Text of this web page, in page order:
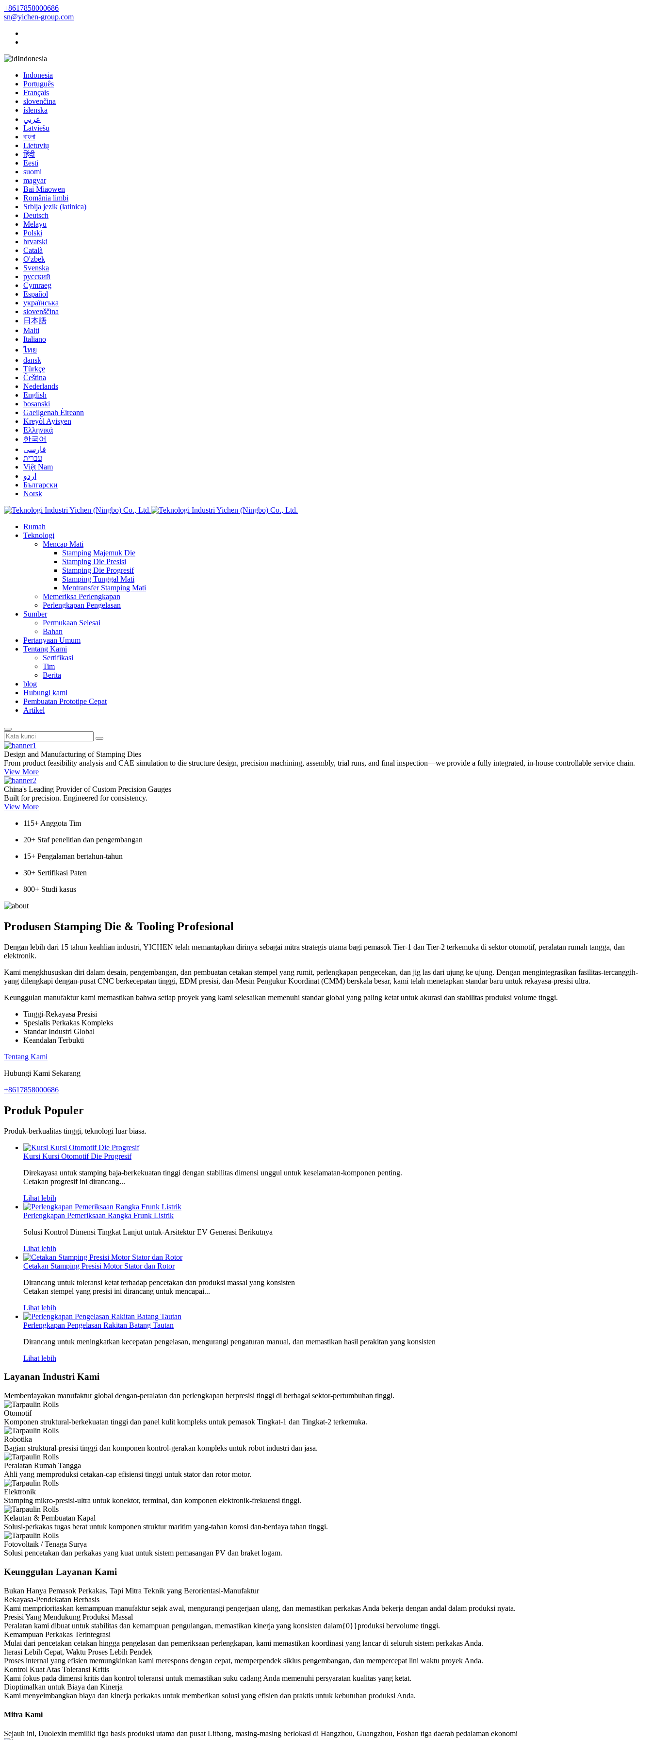
+8617858000686
sn@yichen-group.com
Indonesia
Indonesia
Português
Français
slovenčina
íslenska
عربي
Latviešu
বাংলা
Lietuvių
हिंदी
Eesti
suomi
magyar
Bai Miaowen
România limbi
Srbija jezik (latinica)
Deutsch
Melayu
Polski
hrvatski
Català
O'zbek
Svenska
русский
Cymraeg
Español
українська
slovenščina
日本語
Malti
Italiano
ไทย
dansk
Türkçe
Čeština
Nederlands
English
bosanski
Gaeilgenah Éireann
Kreyòl Ayisyen
Ελληνικά
한국어
فارسی
עברית
Việt Nam
اردو
Български
Norsk
Rumah
Teknologi
Mencap Mati
Stamping Majemuk Die
Stamping Die Presisi
Stamping Die Progresif
Stamping Tunggal Mati
Mentransfer Stamping Mati
Memeriksa Perlengkapan
Perlengkapan Pengelasan
Sumber
Permukaan Selesai
Bahan
Pertanyaan Umum
Tentang Kami
Sertifikasi
Tim
Berita
blog
Hubungi kami
Pembuatan Prototipe Cepat
Artikel
Design and Manufacturing of Stamping Dies
From product feasibility analysis and CAE simulation to die structure design, precision machining, assembly, trial runs, and final inspection—we provide a fully integrated, in-house controllable service chain.
View More
China's Leading Provider of Custom Precision Gauges
Built for precision. Engineered for consistency.
View More
115+ Anggota Tim
20+ Staf penelitian dan pengembangan
15+ Pengalaman bertahun-tahun
30+ Sertifikasi Paten
800+ Studi kasus
Produsen Stamping Die & Tooling Profesional
Dengan lebih dari 15 tahun keahlian industri, YICHEN telah memantapkan dirinya sebagai mitra strategis utama bagi pemasok Tier-1 dan Tier-2 terkemuka di sektor otomotif, peralatan rumah tangga, dan
elektronik.
Kami mengkhususkan diri dalam desain, pengembangan, dan pembuatan cetakan stempel yang rumit, perlengkapan pengecekan, dan jig las dari ujung ke ujung. Dengan mengintegrasikan fasilitas-tercanggih-
yang dilengkapi dengan-pusat CNC berkecepatan tinggi, EDM presisi, dan-Mesin Pengukur Koordinat (CMM) berskala besar, kami telah menetapkan standar baru untuk rekayasa-presisi ultra.
Keunggulan manufaktur kami memastikan bahwa setiap proyek yang kami selesaikan memenuhi standar global yang paling ketat untuk akurasi dan stabilitas produksi volume tinggi.
Tinggi-Rekayasa Presisi
Spesialis Perkakas Kompleks
Standar Industri Global
Keandalan Terbukti
Tentang Kami
Hubungi Kami Sekarang
+8617858000686
Produk Populer
Produk-berkualitas tinggi, teknologi luar biasa.
Kursi Kursi Otomotif Die Progresif
Direkayasa untuk stamping baja-berkekuatan tinggi dengan stabilitas dimensi unggul untuk keselamatan-komponen penting.
Cetakan progresif ini dirancang...
Lihat lebih
Perlengkapan Pemeriksaan Rangka Frunk Listrik
Solusi Kontrol Dimensi Tingkat Lanjut untuk-Arsitektur EV Generasi Berikutnya
Lihat lebih
Cetakan Stamping Presisi Motor Stator dan Rotor
Dirancang untuk toleransi ketat terhadap pencetakan dan produksi massal yang konsisten
Cetakan stempel yang presisi ini dirancang untuk mencapai...
Lihat lebih
Perlengkapan Pengelasan Rakitan Batang Tautan
Dirancang untuk meningkatkan kecepatan pengelasan, mengurangi pengaturan manual, dan memastikan hasil perakitan yang konsisten
Lihat lebih
Layanan Industri Kami
Memberdayakan manufaktur global dengan-peralatan dan perlengkapan berpresisi tinggi di berbagai sektor-pertumbuhan tinggi.
Otomotif
Komponen struktural-berkekuatan tinggi dan panel kulit kompleks untuk pemasok Tingkat-1 dan Tingkat-2 terkemuka.
Robotika
Bagian struktural-presisi tinggi dan komponen kontrol-gerakan kompleks untuk robot industri dan jasa.
Peralatan Rumah Tangga
Ahli yang memproduksi cetakan-cap efisiensi tinggi untuk stator dan rotor motor.
Elektronik
Stamping mikro-presisi-ultra untuk konektor, terminal, dan komponen elektronik-frekuensi tinggi.
Kelautan & Pembuatan Kapal
Solusi-perkakas tugas berat untuk komponen struktur maritim yang-tahan korosi dan-berdaya tahan tinggi.
Fotovoltaik / Tenaga Surya
Solusi pencetakan dan perkakas yang kuat untuk sistem pemasangan PV dan braket logam.
Keunggulan Layanan Kami
Bukan Hanya Pemasok Perkakas, Tapi Mitra Teknik yang Berorientasi-Manufaktur
Rekayasa-Pendekatan Berbasis
Kami memprioritaskan kemampuan manufaktur sejak awal, mengurangi pengerjaan ulang, dan memastikan perkakas Anda bekerja dengan andal dalam produksi nyata.
Presisi Yang Mendukung Produksi Massal
Peralatan kami dibuat untuk stabilitas dan kemampuan pengulangan, memastikan kinerja yang konsisten dalam{0}}produksi bervolume tinggi.
Kemampuan Perkakas Terintegrasi
Mulai dari pencetakan cetakan hingga pengelasan dan pemeriksaan perlengkapan, kami memastikan koordinasi yang lancar di seluruh sistem perkakas Anda.
Iterasi Lebih Cepat, Waktu Proses Lebih Pendek
Proses internal yang efisien memungkinkan kami merespons dengan cepat, memperpendek siklus pengembangan, dan mempercepat lini waktu proyek Anda.
Kontrol Kuat Atas Toleransi Kritis
Kami fokus pada dimensi kritis dan kontrol toleransi untuk memastikan suku cadang Anda memenuhi persyaratan kualitas yang ketat.
Dioptimalkan untuk Biaya dan Kinerja
Kami menyeimbangkan biaya dan kinerja perkakas untuk memberikan solusi yang efisien dan praktis untuk kebutuhan produksi Anda.
Mitra Kami
Sejauh ini, Duolexin memiliki tiga basis produksi utama dan pusat Litbang, masing-masing berlokasi di Hangzhou, Guangzhou, Foshan tiga daerah pedalaman ekonomi